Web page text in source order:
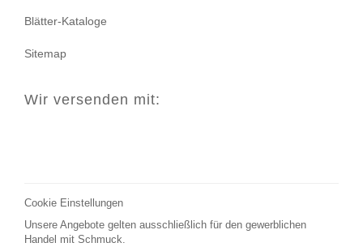
Blätter-Kataloge
Sitemap
Wir versenden mit:
Cookie Einstellungen
Unsere Angebote gelten ausschließlich für den gewerblichen
Handel mit Schmuck.